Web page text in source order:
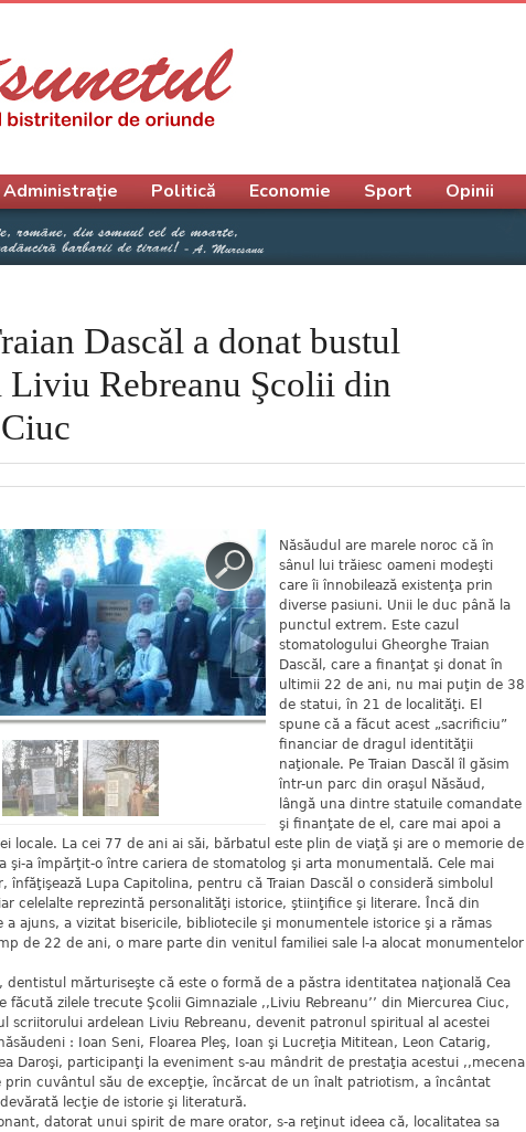
Dascăl a donat bustul
Rebreanu Şcolii din
Năsăudul are marele noroc că în
sânul lui trăiesc oameni modeşti
care îi înnobilează existenţa prin
diverse pasiuni. Unii le duc până la
punctul extrem. Este cazul
stomatologului Gheorghe Traian
Dascăl, care a finanţat şi donat în
ultimii 22 de ani, nu mai puţin de 38
de statui, în 21 de localităţi. El
spune că a făcut acest „sacrificiu”
financiar de dragul identităţii
naţionale. Pe Traian Dascăl îl găsim
într-un parc din oraşul Năsăud,
lângă una dintre statuile comandate
şi finanţate de el, care mai apoi a
locale. La cei 77 de ani ai săi, bărbatul este plin de viaţă şi are o memorie de
şi-a împărţit-o între cariera de stomatolog şi arta monumentală. Cele mai
Lupa Capitolina, pentru că Traian Dascăl o consideră simbolul
celelalte reprezintă personalităţi istorice, ştiinţifice şi literare. Încă din
ajuns, a vizitat bisericile, bibliotecile şi monumentele istorice şi a rămas
de 22 de ani, o mare parte din venitul familiei sale l-a alocat monumentelor
dentistul mărturiseşte că este o formă de a păstra identitatea naţională Cea
făcută zilele trecute Şcolii Gimnaziale ,,Liviu Rebreanu’’ din Miercurea Ciuc,
scriitorului ardelean Liviu Rebreanu, devenit patronul spiritual al acestei
: Ioan Seni, Floarea Pleş, Ioan şi Lucreţia Mititean, Leon Catarig,
Daroşi, participanţi la eveniment s-au mândrit de prestaţia acestui ,,mecena
prin cuvântul său de excepţie, încărcat de un înalt patriotism, a încântat
lecţie de istorie şi literatură.
datorat unui spirit de mare orator, s-a reţinut ideea că, localitatea sa
Administrație Politică Economie Sport Opinii